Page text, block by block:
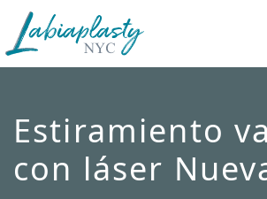
Labiaplasty
NYC
Minimally
Invasive
and
Pelvic
Reconstructive
Surgery
Estiramiento
con láser